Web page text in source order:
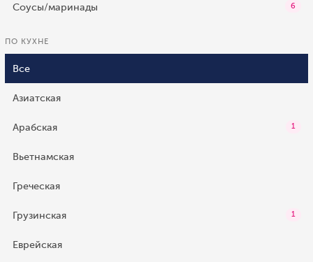
Соусы/маринады 6
ПО КУХНЕ
Все
Азиатская
Арабская 1
Вьетнамская
Греческая
Грузинская 1
Еврейская